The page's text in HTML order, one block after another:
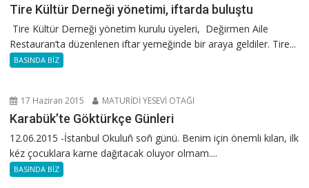
Tire Kültür Derneği yönetimi, iftarda buluştu
Tire Kültür Derneği yönetim kurulu üyeleri, Değirmen Aile
Restauran’ta düzenlenen iftar yemeğinde bir araya geldiler. Tire...
BASINDA BİZ
17 Haziran 2015 MATURİDİ YESEVİ OTAĞI
Karabük’te Göktürkçe Günleri
12.06.2015 -İstanbul Okuluñ soñ günü. Benim için önemli kılan, ilk
kéz çocuklara karne dağıtacak oluyor olmam....
BASINDA BİZ